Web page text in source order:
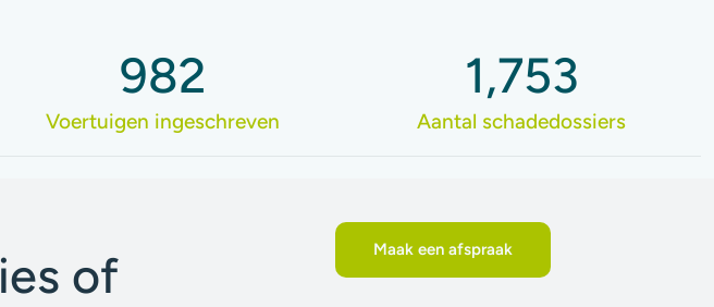
Voertuigen ingeschreven
982
Aantal schadedossiers
1,753
of
Maak een afspraak